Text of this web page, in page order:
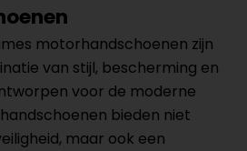
motorhandschoenen zijn
van stijl, bescherming en
voor de moderne
bieden niet
maar ook een